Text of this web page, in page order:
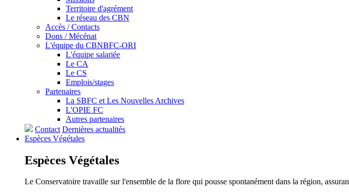
Territoire d'agrément
Le réseau des CBN
Accès / Contacts
Dons / Mécénat
L'équipe du CBNBFC-ORI
L'équipe salariée
Le CA
Le CS
Emplois/stages
Partenaires
La SBFC et Les Nouvelles Archives
L'OPIE FC
Autres partenaires
Contact Dernières actualités
Espèces Végétales
Espèces Végétales
Le Conservatoire travaille sur l'ensemble de la flore qui pousse spontanément dans la région,